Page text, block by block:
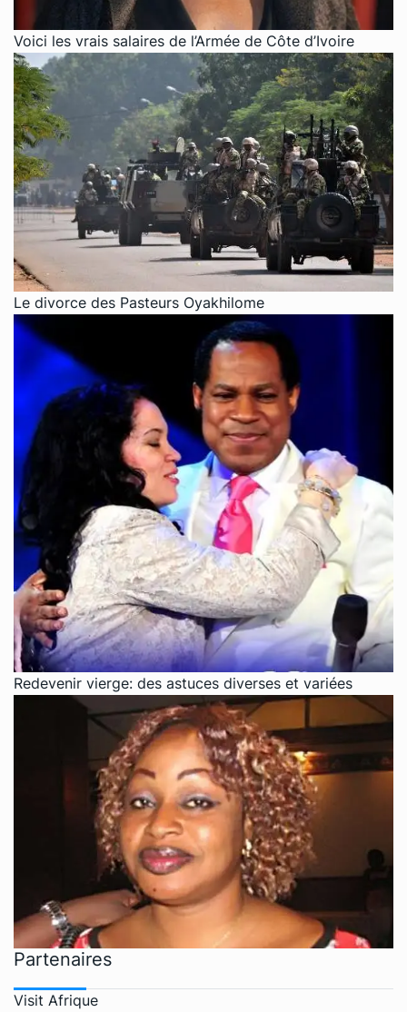
Voici les vrais salaires de l’Armée de Côte d’Ivoire
Le divorce des Pasteurs Oyakhilome
Redevenir vierge: des astuces diverses et variées
Partenaires
Visit Afrique